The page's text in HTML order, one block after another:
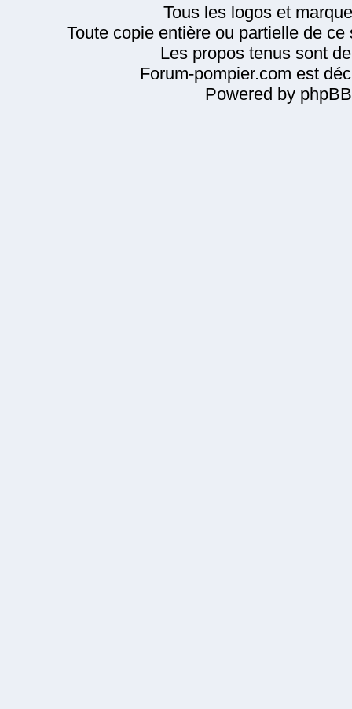
Tous les logos et
Toute copie entière ou partielle de
Les propos tenus sont
Forum-pompier.com est
Powered by